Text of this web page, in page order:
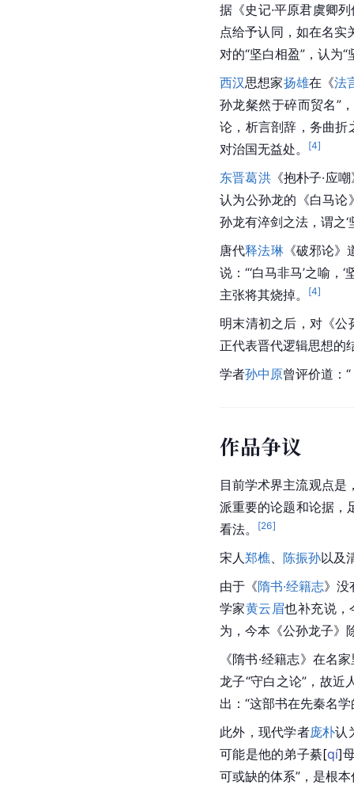
据《史记·平原君虞卿
点给予认同，如在名实
对的“坚白相盈”，认为
西汉思想家扬雄在《法
孙龙粲然于碎而贸名”
论，析言剖辞，务曲折
对治国无益处。
[4]
东晋葛洪《抱朴子·应
认为公孙龙的《白马论
孙龙有淬剑之法，谓之
唐代释法琳《破邪论》
说：“‘白马非马’之喻，
主张将其烧掉。
[4]
明末清初之后，对《
正代表晋代逻辑思想的
学者孙中原曾评价道：
作品争议
目前学术界主流观点是
派重要的论题和论据，
看法。
[26]
宋人 郑樵 陈振孙以及
由于《隋书·经籍志》没
学家黄云眉也补充说，
为，今本《公孙龙子》
《隋书·经籍志》在名
龙子“守白之论”，故近
出：“这部书在先秦名学
此外，现代学者庞朴认
可能是他的弟子綦[qí]
可或缺的体系”，是根